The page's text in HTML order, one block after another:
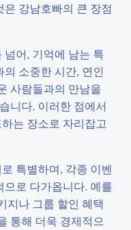
강남호빠의 큰 장점
어, 기억에 남는 특
소중한 시간, 연인
사람들과의 만남을
니다. 이러한 점에서
는 장소로 자리잡고
특별하며, 각종 이벤
으로 다가옵니다. 예를
지나 그룹 할인 혜택
통해 더욱 경제적으